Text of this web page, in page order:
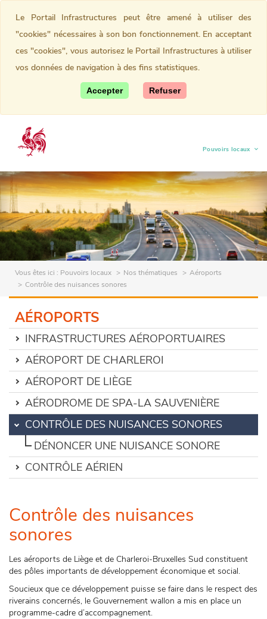
Pouvoirs locaux
(current)
Vous êtes ici : Pouvoirs locaux Nos thématiques
Aéroports
Contrôle des nuisances sonores
AÉROPORTS
INFRASTRUCTURES AÉROPORTUAIRES
AÉROPORT DE CHARLEROI
AÉROPORT DE LIÈGE
AÉRODROME DE SPA-LA SAUVENIÈRE
CONTRÔLE DES NUISANCES SONORES
DÉNONCER UNE NUISANCE SONORE
CONTRÔLE AÉRIEN
Contrôle des nuisances
sonores
Les aéroports de Liège et de Charleroi-Bruxelles Sud constituent
des pôles importants de développement économique et social.
Soucieux que ce développement puisse se faire dans le respect des
riverains concernés, le Gouvernement wallon a mis en place un
programme-cadre d’accompagnement.
Le Portail Infrastructures peut être amené à utiliser des
"cookies" nécessaires à son bon fonctionnement. En acceptant
ces "cookies", vous autorisez le Portail Infrastructures à utiliser
vos données de navigation à des fins statistiques.
Accepter Refuser